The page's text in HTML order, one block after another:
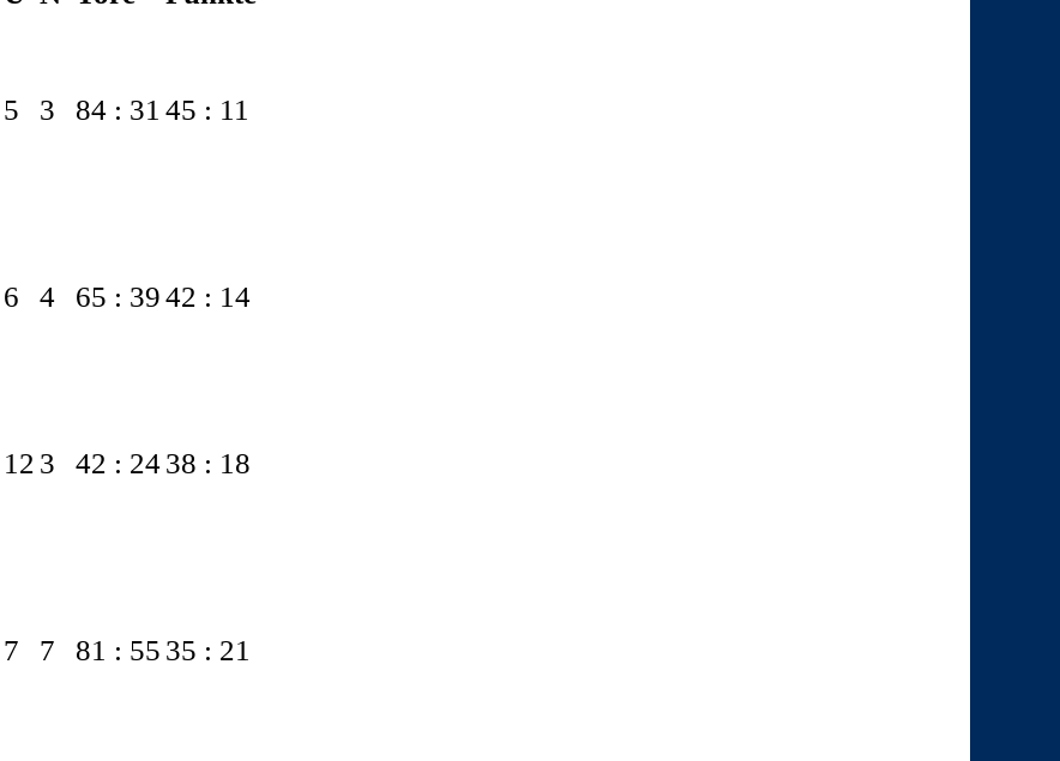
5 3 84 : 31 45 : 11
6 4 65 : 3942 : 14
12 3 42 : 2438 : 18
7 7 81 : 55 35 : 21